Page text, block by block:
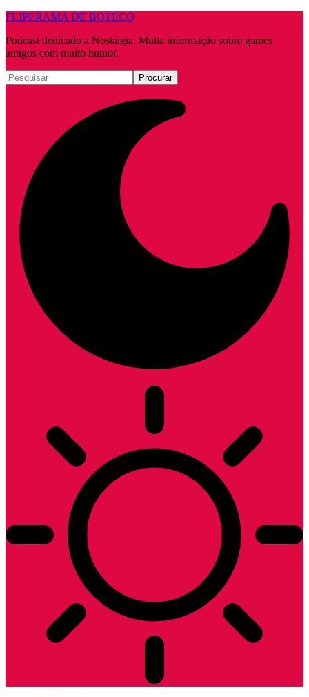
FLIPERAMA DE BOTECO
Podcast dedicado a Nostalgia. Muita informação sobre games
antigos com muito humor.